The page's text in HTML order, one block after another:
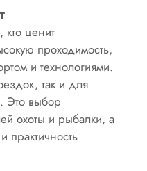
кто ценит
проходимость,
и технологиями.
так и для
Это выбор
охоты и рыбалки, а
практичность